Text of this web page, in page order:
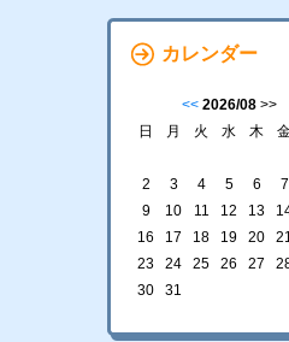
カレンダー
<< 2026/08>>
日
月 火 水 木
2
3 4 5 6 7
9
10 11 12 13
16
17 18 19 20
23
24 25 26 27
30
31